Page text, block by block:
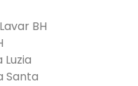
BH
Santa